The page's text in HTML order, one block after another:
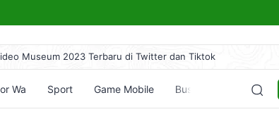
Museum 2023 Terbaru di Twitter dan Tiktok
Bahasa Indonesia 2024, No Sensor Terlengkap 18+
Anti Blokir Bebas Akses Video Bokeh Tanpa Sensor
Wa Sport Game Mobile Bussid Bisnis